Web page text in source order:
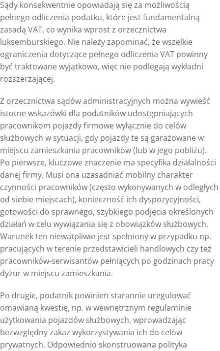
Sądy konsekwentnie opowiadają się za możliwością
pełnego odliczenia podatku, które jest fundamentalną
zasadą VAT, co wynika wprost z orzecznictwa
luksemburskiego. Nie należy zapominać, że wszelkie
ograniczenia dotyczące pełnego odliczenia VAT powinny
być traktowane wyjątkowo, więc nie podlegają wykładni
rozszerzającej.
Z orzecznictwa sądów administracyjnych można wywieść
istotne wskazówki dla podatników udostępniających
pracownikom pojazdy firmowe wyłącznie do celów
służbowych w sytuacji, gdy pojazdy te są garażowane w
miejscu zamieszkania pracowników (lub w jego pobliżu).
Po pierwsze, kluczowe znaczenie ma specyfika działalności
danej firmy. Musi ona uzasadniać mobilny charakter
czynności pracowników (często wykonywanych w odległych
od siebie miejscach), konieczność ich dyspozycyjności,
gotowości do sprawnego, szybkiego podjęcia określonych
działań w celu wywiązania się z obowiązków służbowych.
Warunek ten niewątpliwie jest spełniony w przypadku np.
pracujących w terenie przedstawicieli handlowych czy też
pracowników-serwisantów pełniących po godzinach pracy
dyżur w miejscu zamieszkania.
Po drugie, podatnik powinien starannie uregulować
omawianą kwestię, np. w wewnętrznym regulaminie
użytkowania pojazdów służbowych, wprowadzając
bezwzględny zakaz wykorzystywania ich do celów
prywatnych. Odpowiednio skonstruowana polityka